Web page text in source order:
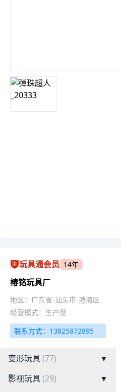
玩具通会员 14年
椿铭玩具厂
地区：广东省-汕头市-澄海区
经营模式：生产型
联系方式：13825872895
变形玩具(77)
▼
影视玩具(29)
▼